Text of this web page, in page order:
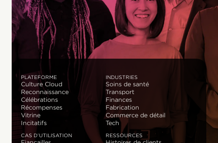
PLATEFORME
Culture Cloud
Reconnaissance
Célébrations
Récompenses
Vitrine
Incitatifs
INDUSTRIES
Soins de santé
Transport
Finances
Fabrication
Commerce de détail
Tech
CAS D’UTILISATION RESSOURCES